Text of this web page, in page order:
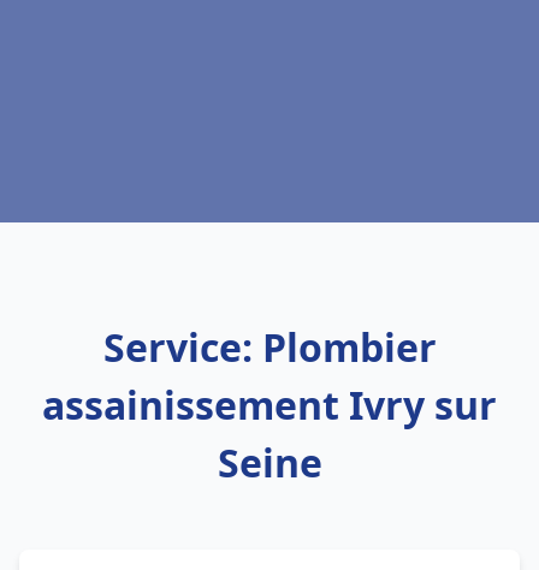
Service: Plombier
assainissement Ivry sur
Seine